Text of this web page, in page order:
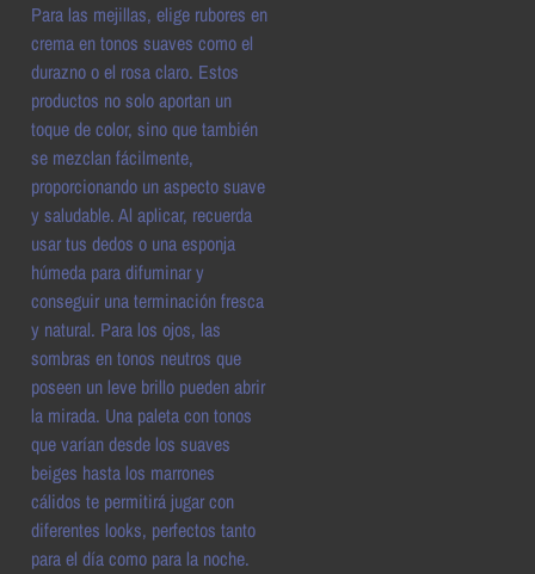
Para las mejillas, elige rubores en
crema en tonos suaves como el
durazno o el rosa claro. Estos
productos no solo aportan un
toque de color, sino que también
se mezclan fácilmente,
proporcionando un aspecto suave
y saludable. Al aplicar, recuerda
usar tus dedos o una esponja
húmeda para difuminar y
conseguir una terminación fresca
y natural. Para los ojos, las
sombras en tonos neutros que
poseen un leve brillo pueden abrir
la mirada. Una paleta con tonos
que varían desde los suaves
beiges hasta los marrones
cálidos te permitirá jugar con
diferentes looks, perfectos tanto
para el día como para la noche.